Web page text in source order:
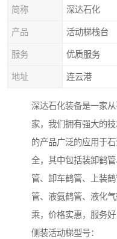
简称 深达石化
产品 活动梯栈台
服务 优质服务
地址 连云港
深达石化装备是一家
家，我们拥有强大的
的产品广泛的应用于
全，其中包括装卸鹤
管、卸车鹤管、上装
管、液氨鹤管、液化
乘，价格实惠，服务
侧装活动梯型号：